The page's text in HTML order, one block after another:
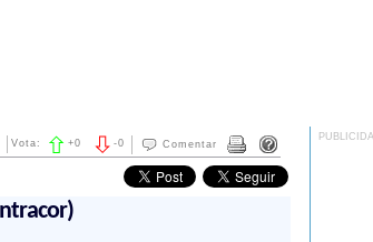
Comentar
-0
Vota: +0